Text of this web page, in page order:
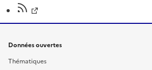
Données ouvertes
Thématiques